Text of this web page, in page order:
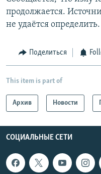
продолжается.
не удаётся определить.
Поделиться
This item is part of
Архив Новости
СОЦИАЛЬНЫЕ СЕТИ